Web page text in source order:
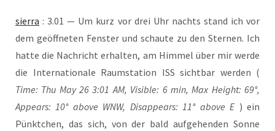
sier­ra : 3.01 — Um kurz vor drei Uhr nachts stand ich vor
dem geöff­ne­ten Fens­ter und schau­te zu den Ster­nen. Ich
hat­te die Nach­richt erhal­ten, am Him­mel über mir wer­de
die Inter­na­tio­na­le Raum­sta­ti­on ISS sicht­bar wer­den (
Time: Thu May 26 3:01 AM, Visi­ble: 6 min, Max Height: 69°,
Appears: 10° abo­ve WNW, Dis­ap­pears: 11° abo­ve E) ein
Pünkt­chen, das sich, von der bald auf­ge­hen­den Son­ne